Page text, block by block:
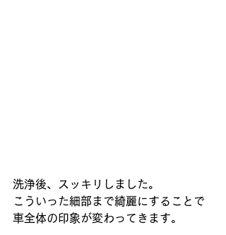
洗浄後、スッキリしました。
こういった細部まで綺麗にすることで
車全体の印象が変わってきます。